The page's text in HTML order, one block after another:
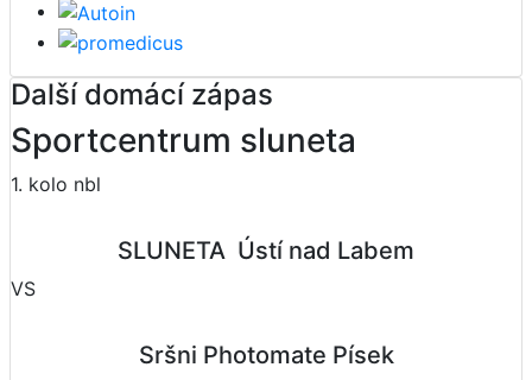
Další domácí zápas
Sportcentrum sluneta
1. kolo nbl
SLUNETA  Ústí nad Labem
VS
Sršni Photomate Písek